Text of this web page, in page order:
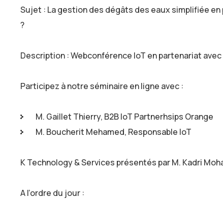
Sujet : La gestion des dégâts des eaux simplifiée
?
Description : Webconférence IoT en partenariat avec
Participez à notre séminaire en ligne avec :
M. Gaillet Thierry, B2B IoT Partnerhsips Orange
M. Boucherit Mehamed, Responsable IoT
K Technology & Services présentés par M. Kadri
A l’ordre du jour :